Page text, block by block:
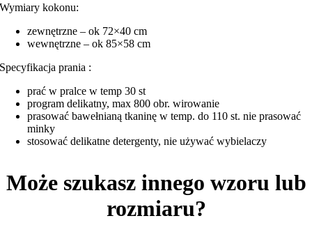
Wymiary kokonu:
zewnętrzne – ok 72×40 cm
wewnętrzne – ok 85×58 cm
Specyfikacja prania :
prać w pralce w temp 30 st
program delikatny, max 800 obr. wirowanie
prasować bawełnianą tkaninę w temp. do 110 st. nie prasować
minky
stosować delikatne detergenty, nie używać wybielaczy
Może szukasz innego wzoru lub
rozmiaru?